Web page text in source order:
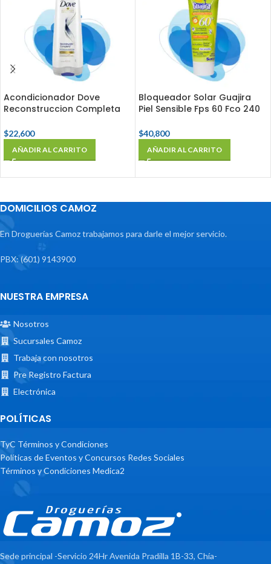
Acondicionador Dove
Reconstruccion Completa
$22,600
AÑADIR AL CARRITO
Bloqueador Solar Guajira
Piel Sensible Fps 60 Fco 240
$40,800
AÑADIR AL CARRITO
DOMICILIOS CAMOZ
En Droguerías Camoz trabajamos para darle el mejor servicio.
PBX: (601) 9143900
NUESTRA EMPRESA
Nosotros
Sucursales Camoz
Trabaja con nosotros
Pre Registro Factura
Electrónica
POLÍTICAS
TyC Términos y Condiciones
Políticas de Eventos y Concursos Redes Sociales
Términos y Condiciones Medica2
Sede principal -Servicio 24Hr Avenida Pradilla 1B-33, Chía-